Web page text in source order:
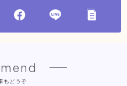
もどうぞ